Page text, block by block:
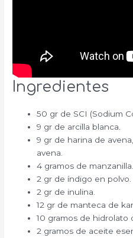
Ingredientes
50 gr de SCI (Sodium
9 gr de arcilla blanca.
9 gr de harina de
avena.
4 gramos de manzanilla.
2 gr de índigo en polvo.
2 gr de inulina.
12 gr de manteca de
10 gramos de hidrolato
2 gramos de aceite